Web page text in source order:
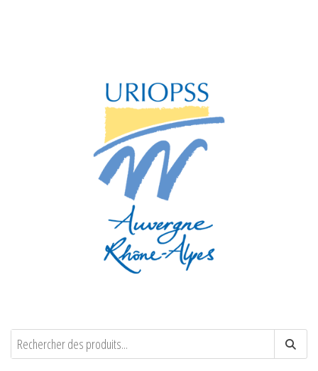
Catalogue Formation – Uriopss
Auvergne-Rhône-Alpes
Unir les associations pour développer les